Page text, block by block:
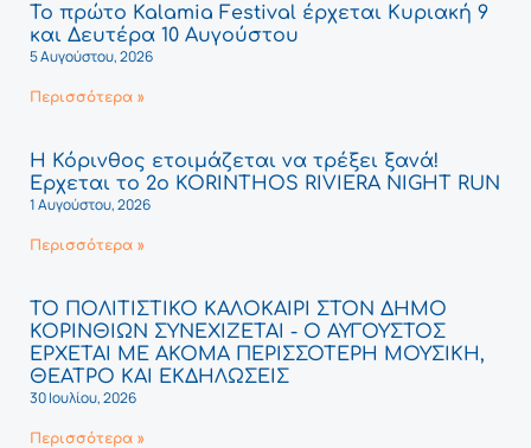
Το πρώτο Kalamia Festival έρχεται Κυριακή 9
και Δευτέρα 10 Αυγούστου
5 Αυγούστου, 2026
Περισσότερα »
Η Κόρινθος ετοιμάζεται να τρέξει ξανά!
Έρχεται το 2ο KORINTHOS RIVIERA NIGHT RUN
1 Αυγούστου, 2026
Περισσότερα »
ΤΟ ΠΟΛΙΤΙΣΤΙΚΟ ΚΑΛΟΚΑΙΡΙ ΣΤΟΝ ΔΗΜΟ
ΚΟΡΙΝΘΙΩΝ ΣΥΝΕΧΙΖΕΤΑΙ - Ο ΑΥΓΟΥΣΤΟΣ
ΕΡΧΕΤΑΙ ΜΕ ΑΚΟΜΑ ΠΕΡΙΣΣΟΤΕΡΗ ΜΟΥΣΙΚΗ,
ΘΕΑΤΡΟ ΚΑΙ ΕΚΔΗΛΩΣΕΙΣ
30 Ιουλίου, 2026
Περισσότερα »